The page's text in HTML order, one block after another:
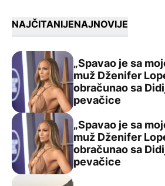
NAJČITANIJENAJNOVIJE
„Spavao je sa mojom ženom“:
„Spavao je sa
muž Dženifer
obračunao sa
pevačice
„Spavao je sa mojom ženom“:
„Spavao je sa
muž Dženifer
obračunao sa
pevačice